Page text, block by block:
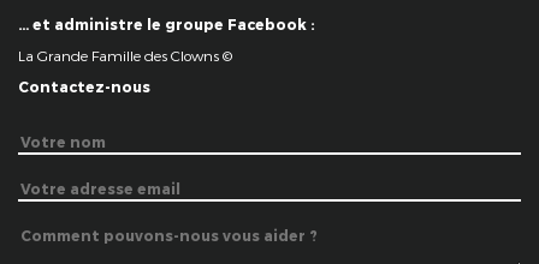
… et administre le groupe Facebook :
La Grande Famille des Clowns ©
Contactez-nous